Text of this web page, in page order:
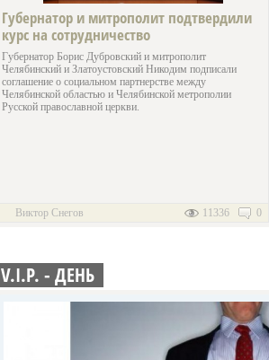
Губернатор и митрополит подтвердили
курс на сотрудничество
Губернатор Борис Дубровский и митрополит
Челябинский и Златоустовский Никодим подписали
соглашение о социальном партнерстве между
Челябинской областью и Челябинской метрополии
Русской православной церкви.
Виктор Снегов 0
11336
V.I.P. - ДЕНЬ